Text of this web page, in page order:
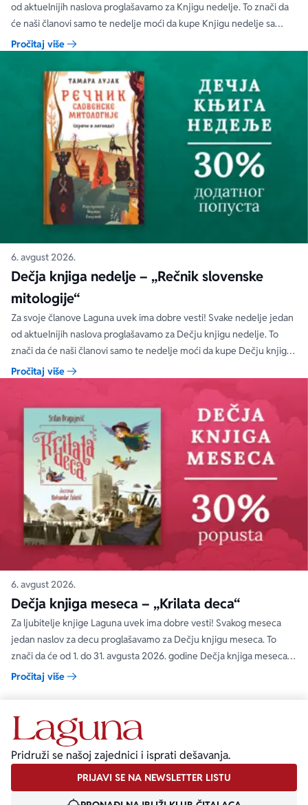
od aktuelnijih naslova proglašavamo za Knjigu nedelje. To znači da
će naši članovi samo te nedelje moći da kupe Knjigu nedelje sa
specijalnim DODATNIM popustom od 30%.
Pročitaj više
6. avgust 2026.
Dečja knjiga nedelje – „Rečnik slovenske
mitologije“
Za svoje članove Laguna uvek ima dobre vesti! Svake nedelje jedan
od aktuelnijih naslova proglašavamo za Dečju knjigu nedelje. To
znači da će naši članovi samo te nedelje moći da kupe Dečju knjigu
nedelje sa specijalnim DODATNIM popustom od 30%.
Pročitaj više
6. avgust 2026.
Dečja knjiga meseca – „Krilata deca“
Za ljubitelje knjige Laguna uvek ima dobre vesti! Svakog meseca
jedan naslov za decu proglašavamo za Dečju knjigu meseca. To
znači da će od 1. do 31. avgusta 2026. godine Dečja knjiga meseca
moći da se kupi na specijalnom popustu od 30%. Uz ovaj popust ne
Pročitaj više
Pridruži se našoj zajednici i isprati dešavanja.
PRIJAVI SE NA NEWSLETTER LISTU